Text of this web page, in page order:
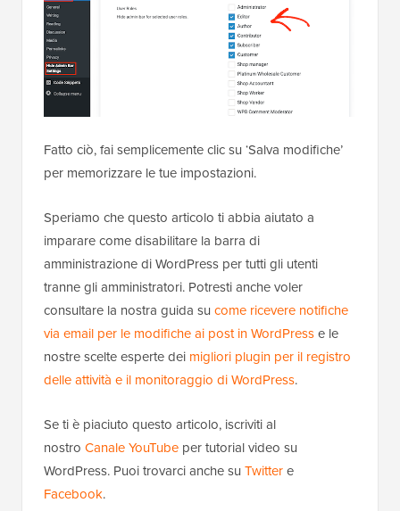
Fatto ciò, fai semplicemente clic su ‘Salva modifiche’
per memorizzare le tue impostazioni.
Speriamo che questo articolo ti abbia aiutato a
imparare come disabilitare la barra di
amministrazione di WordPress per tutti gli utenti
tranne gli amministratori. Potresti anche voler
consultare la nostra guida su come ricevere notifiche
via email per le modifiche ai post in WordPresse le
nostre scelte esperte dei migliori plugin per il registro
delle attività e il monitoraggio di WordPress.
Se ti è piaciuto questo articolo, iscriviti al
nostro Canale YouTube per tutorial video su
WordPress. Puoi trovarci anche su Twittere
Facebook.